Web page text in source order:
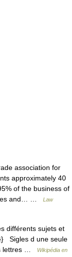
association for
approximately 40
of the business of
and… …
Law
différents sujets et
Sigles d une seule
lettres …
Wikipédia en